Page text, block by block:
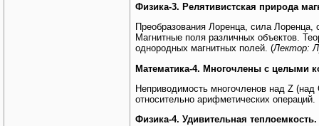
Физика-3. Релятивистская природа
Преобразования Лоренца, сила
Магнитные поля различных объектов.
однородных магнитных полей. (Лектор:
Математика-4. Многочлены с целыми
Неприводимость многочленов над Z
относительно арифметических
Физика-4. Удивительная